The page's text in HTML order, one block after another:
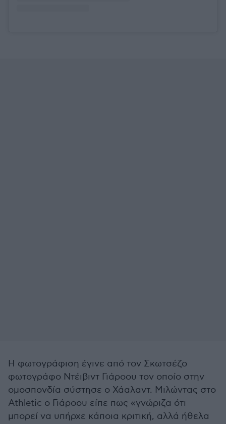
Η φωτογράφιση έγινε από τον Σκωτσέζο
φωτογράφο Ντέιβιντ Γιάροου τον οποίο στην
ομοσπονδία σύστησε ο Χάαλαντ. Μιλώντας στο
Athletic o Γιάροου είπε πως «γνώριζα ότι
μπορεί να υπήρχε κάποια κριτική, αλλά ήθελα